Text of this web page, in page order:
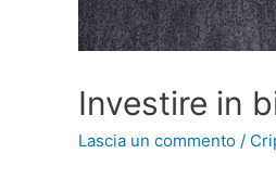
Investire in
Lascia un commento /